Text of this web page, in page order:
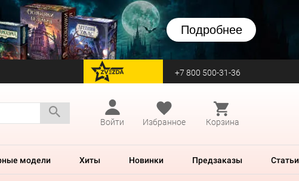
Подробнее
перейти на Zvezda +7 800 500-31-36
Войти
Избранное Корзина
модели Хиты Новинки Предзаказы Статьи